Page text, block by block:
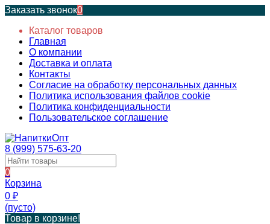
Заказать звонок0
Каталог товаров
Главная
О компании
Доставка и оплата
Контакты
Согласие на обработку персональных данных
Политика использования файлов cookie
Политика конфиденциальности
Пользовательское соглашение
8 (999) 575-63-20
0
Корзина
0 ₽
(пусто)
Товар в корзине!